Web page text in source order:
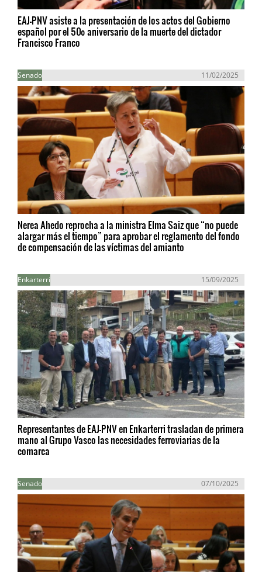
EAJ-PNV asiste a la presentación de los actos del Gobierno
español por el 50º aniversario de la muerte del dictador
Francisco Franco
Senado 11/02/2025
Nerea Ahedo reprocha a la ministra Elma Saiz que “no puede
alargar más el tiempo” para aprobar el reglamento del fondo
de compensación de las víctimas del amianto
Enkarterri 15/09/2025
Representantes de EAJ-PNV en Enkarterri trasladan de primera
mano al Grupo Vasco las necesidades ferroviarias de la
comarca
Senado 07/10/2025